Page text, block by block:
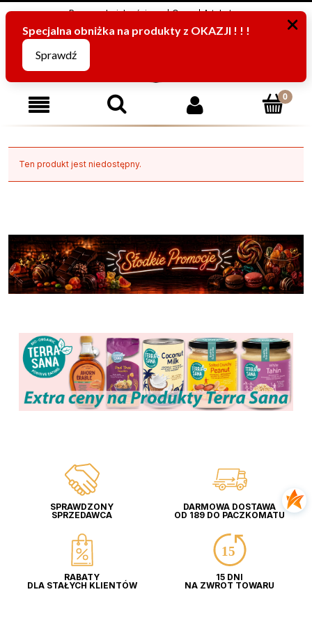
Program Lojalnościowy O nas Artykuły
795816067 (pn-pt od 8:00 -15:00)
Ten produkt jest niedostępny.
SPRAWDZONY
SPRZEDAWCA
DARMOWA DOSTAWA
OD 189 DO PACZKOMATU
RABATY
DLA STAŁYCH KLIENTÓW
15 DNI
NA ZWROT TOWARU